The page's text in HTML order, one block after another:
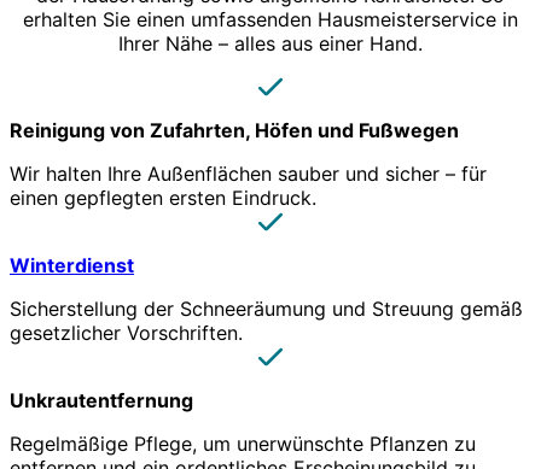
erhalten Sie einen umfassenden Hausmeisterservice in
Ihrer Nähe – alles aus einer Hand.
Reinigung von Zufahrten, Höfen und Fußwegen
Wir halten Ihre Außenflächen sauber und sicher – für
einen gepflegten ersten Eindruck.
Winterdienst
Sicherstellung der Schneeräumung und Streuung gemäß
gesetzlicher Vorschriften.
Unkrautentfernung
Regelmäßige Pflege, um unerwünschte Pflanzen zu